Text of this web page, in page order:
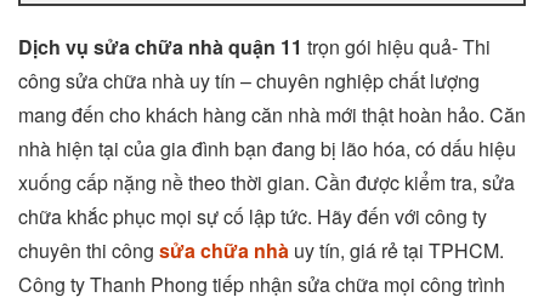
Dịch vụ sửa chữa nhà quận 11 trọn gói hiệu quả- Thi
công sửa chữa nhà uy tín – chuyên nghiệp chất lượng
mang đến cho khách hàng căn nhà mới thật hoàn hảo. Căn
nhà hiện tại của gia đình bạn đang bị lão hóa, có dấu hiệu
xuống cấp nặng nề theo thời gian. Cần được kiểm tra, sửa
chữa khắc phục mọi sự cố lập tức. Hãy đến với công ty
chuyên thi công sửa chữa nhà uy tín, giá rẻ tại TPHCM.
Công ty Thanh Phong tiếp nhận sửa chữa mọi công trình